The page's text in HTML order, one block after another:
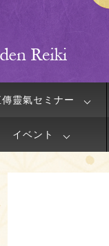
傳靈氣セミナー
イベント